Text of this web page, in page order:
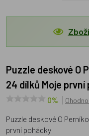
Puzzle deskové O Perníkové Chaloupce 26x17cm
24 dílků Moje první
0%
Puzzle deskové O
první pohádky